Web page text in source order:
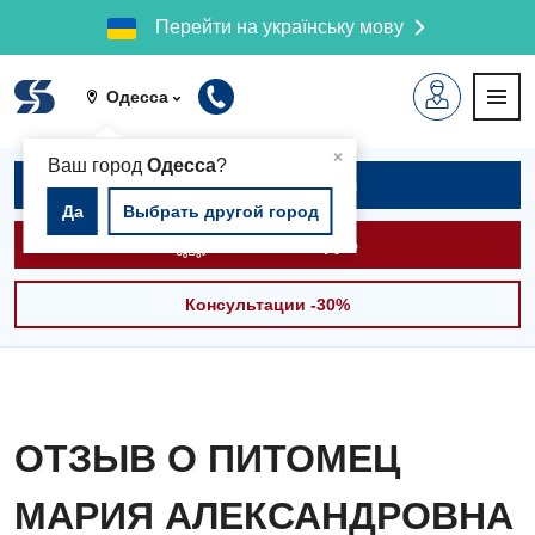
Перейти на українську мову
Одесса
×
Ваш город Одесса?
Да Выбрать другой город
Записаться на приём
Вызвать скорую
Консультации -30%
ОТЗЫВ О ПИТОМЕЦ
МАРИЯ АЛЕКСАНДРОВНА